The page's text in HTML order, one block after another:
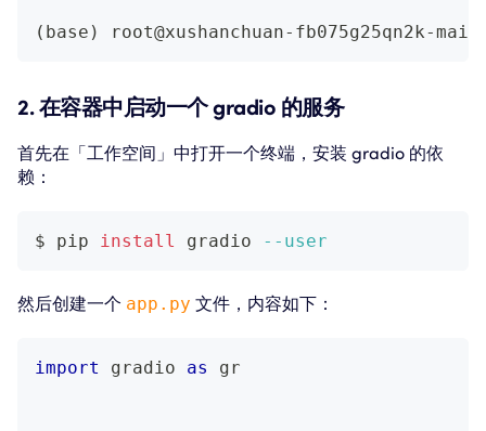
( base ) root@xushanchuan-fb075g25qn2k-
2. 在容器中启动一个 gradio 的服务
首先在「工作空间」中打开一个终端，安装 gradio 的依
赖：
$ pip install gradio --user
然后创建一个 app.py 文件，内容如下：
import gradio as gr